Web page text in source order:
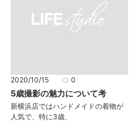
2020/10/15 0
5歳撮影の魅力について考
新横浜店ではハンドメイドの着物が
人気で、特に3歳、